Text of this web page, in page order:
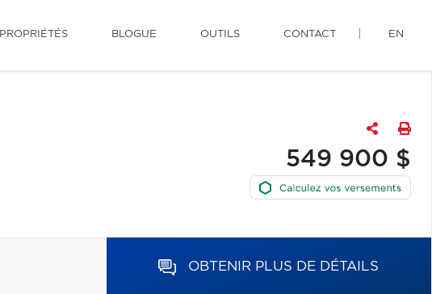
PROPRIÉTÉS BLOGUE OUTILS CONTACT EN
549 900 $
OBTENIR PLUS DE DÉTAILS